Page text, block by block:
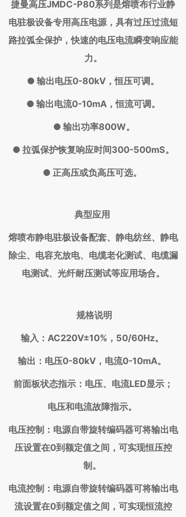
捷曼高压JMDC-P80系列是熔喷布行业静
电驻极设备专用高压电源，具有过压过流短
路拉弧全保护，快速的电压电流瞬变响应能
力。
● 输出电压0-80kV，恒压可调。
● 输出电流0-10mA，恒流可调。
● 输出功率800W。
● 拉弧保护恢复响应时间300-500mS。
● 正高压或负高压可选。
典型应用
熔喷布静电驻极设备配套、静电纺丝、静电
除尘、电容充放电、电缆老化测试、电缆漏
电测试、光纤耐压测试等应用场合。
规格说明
输入：AC220V±10%，50/60Hz。
输出：电压0-80kV，电流0-10mA。
前面板状态指示：电压、电流LED显示；
电压和电流故障指示。
电压控制：电源自带旋转编码器可将输出电
压设置在0到额定值之间，可实现恒压控
制。
电流控制：电源自带旋转编码器可将输出电
流设置在0到额定值之间，可实现恒流控